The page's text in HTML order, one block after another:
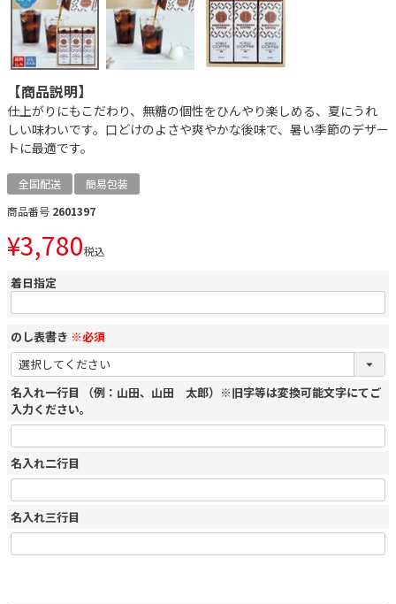
【商品説明】
仕上がりにもこだわり、無糖の個性をひんやり楽しめる、夏にうれ
しい味わいです。口どけのよさや爽やかな後味で、暑い季節のデザー
トに最適です。
全国配送
簡易包装
商品番号 2601397
¥3,780税込
着日指定
のし表書き ※必須
名入れ一行目 （例：山田、山田 太郎）※旧字等は変換可能文字にてご
入力ください。
名入れ二行目
名入れ三行目